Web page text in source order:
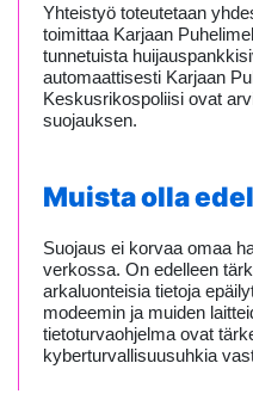
Yhteistyö toteutetaan
toimittaa Karjaan
tunnetuista
automaattisesti Karjaan
Keskusrikospoliisi ovat
suojauksen.
Muista olla
Suojaus ei korvaa omaa
verkossa. On edelleen
arkaluonteisia tietoja
modeemin ja muiden
tietoturvaohjelma ovat
kyberturvallisuusuhkia